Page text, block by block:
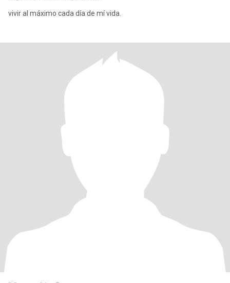
vivir al máximo cada día de mí vida.